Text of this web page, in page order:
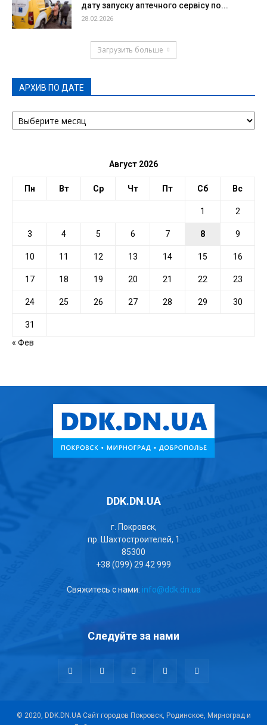
дату запуску аптечного сервісу по...
28.02.2026
Загрузить больше
АРХИВ ПО ДАТЕ
АРХИВ
ПО
Август 2026
Пн Вт Ср Чт Пт Сб Вс
1 2
3 4 5 6 7 8 9
10 11 12 13 14 15 16
17 18 19 20 21 22 23
24 25 26 27 28 29 30
31
« Фев
DDK.DN.UA
г. Покровск,
пр. Шахтостроителей, 1
85300
+38 (099) 29 42 999
Свяжитесь с нами: info@ddk.dn.ua
Следуйте за нами
© 2020, DDK.DN.UA Сайт городов Покровск, Родинское, Мирноград и